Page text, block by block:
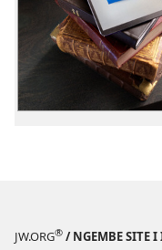
JW.ORG® / NGEMBE SITE